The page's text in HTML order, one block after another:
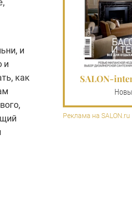
и
и
как
SALON-
Реклама на SALON.ru